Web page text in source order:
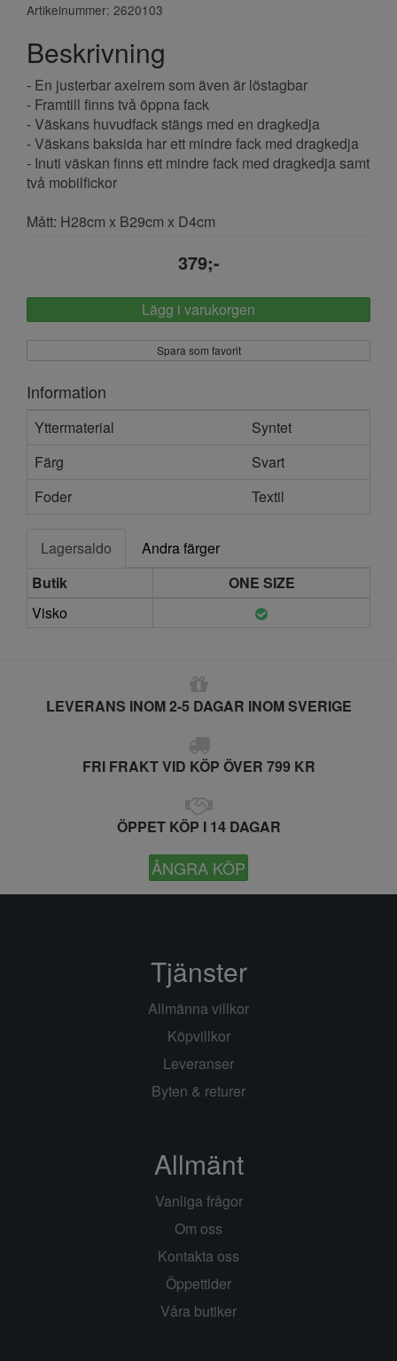
Artikelnummer: 2620103
Beskrivning
- En justerbar axelrem som även är löstagbar
- Framtill finns två öppna fack
- Väskans huvudfack stängs med en dragkedja
- Väskans baksida har ett mindre fack med dragkedja
- Inuti väskan finns ett mindre fack med dragkedja samt
två mobilfickor
Mått: H28cm x B29cm x D4cm
379;-
Lägg i varukorgen
Spara som favorit
Information
Yttermaterial
Syntet
Färg
Svart
Foder
Textil
Lagersaldo
Andra färger
Butik
ONE SIZE
Visko
LEVERANS INOM 2-5 DAGAR INOM SVERIGE
FRI FRAKT VID KÖP ÖVER 799 KR
ÖPPET KÖP I 14 DAGAR
ÅNGRA KÖP
Tjänster
Allmänna villkor
Köpvillkor
Leveranser
Byten & returer
Allmänt
Vanliga frågor
Om oss
Kontakta oss
Öppettider
Våra butiker